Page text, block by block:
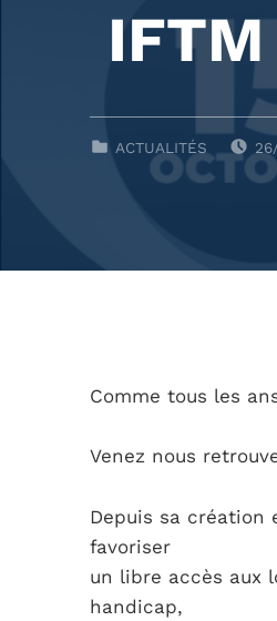
ACTUALITÉS
Comme tous les
Venez nous
Depuis sa création
favoriser
un libre accès aux
handicap,